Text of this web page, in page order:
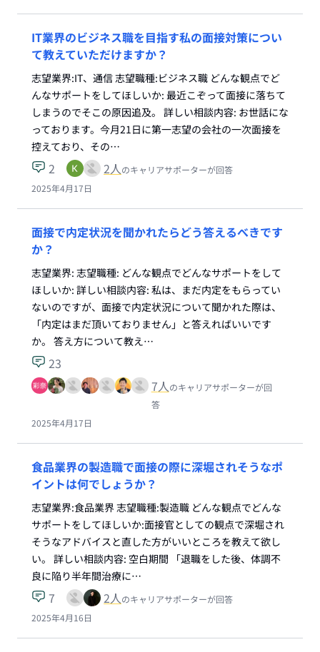
IT業界のビジネス職を目指す私の面接対策につい
て教えていただけますか？
志望業界:IT、通信 志望職種:ビジネス職 どんな観点でど
んなサポートをしてほしいか: 最近こぞって面接に落ちて
しまうのでそこの原因追及。 詳しい相談内容: お世話にな
っております。今月21日に第一志望の会社の一次面接を
控えており、その…
2 2人のキャリアサポーターが回答
2025年4月17日
面接で内定状況を聞かれたらどう答えるべきです
か？
志望業界: 志望職種: どんな観点でどんなサポートをして
ほしいか: 詳しい相談内容: 私は、まだ内定をもらってい
ないのですが、面接で内定状況について聞かれた際は、
「内定はまだ頂いておりません」と答えればいいです
か。 答え方について教え…
23
7人のキャリアサポーターが回
答
2025年4月17日
食品業界の製造職で面接の際に深堀されそうなポ
イントは何でしょうか？
志望業界:食品業界 志望職種:製造職 どんな観点でどんな
サポートをしてほしいか:面接官としての観点で深堀され
そうなアドバイスと直した方がいいところを教えて欲し
い。 詳しい相談内容: 空白期間 「退職をした後、体調不
良に陥り半年間治療に…
7 2人のキャリアサポーターが回答
2025年4月16日